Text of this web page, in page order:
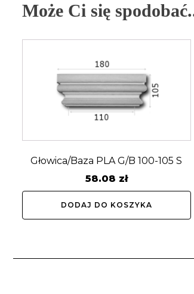
Może Ci się
Głowica/Baza PLA G/B 100-105 S
58.08 zł
DODAJ DO KOSZYKA